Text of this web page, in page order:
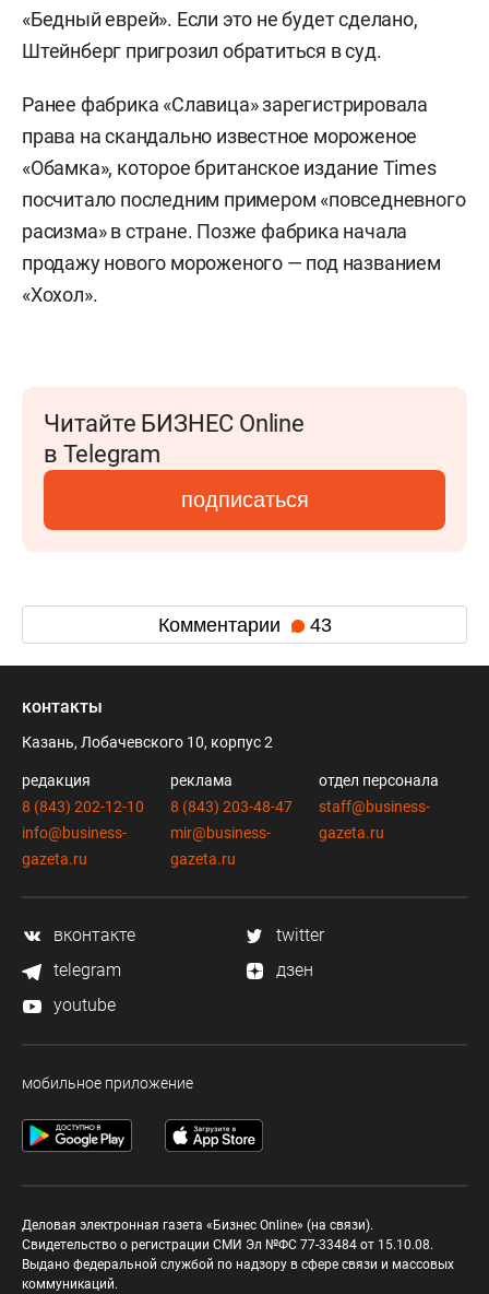
«Бедный еврей». Если это не будет сделано,
Штейнберг пригрозил обратиться в суд.
Ранее фабрика «Славица» зарегистрировала
права на скандально известное мороженое
«Обамка», которое британское издание Times
посчитало последним примером «повседневного
расизма» в стране. Позже фабрика начала
продажу нового мороженого — под названием
«Хохол».
Читайте БИЗНЕС Online
в Telegram
подписаться
Комментарии 43
контакты
Казань, Лобачевского 10, корпус 2
редакция
8 (843) 202-12-10
info@business-
gazeta.ru
реклама
8 (843) 203-48-47
mir@business-
gazeta.ru
отдел персонала
staff@business-
gazeta.ru
вконтакте
twitter
telegram
дзен
youtube
мобильное приложение
Деловая электронная газета «Бизнес Online» (на связи).
Свидетельство о регистрации СМИ Эл №ФС 77-33484 от 15.10.08.
Выдано федеральной службой по надзору в сфере связи и массовых
коммуникаций.